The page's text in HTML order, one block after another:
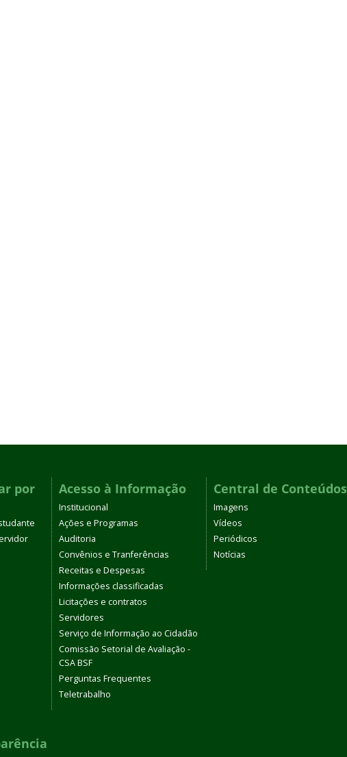
por
Acesso à Informação
Institucional
Ações e Programas
Auditoria
Convênios e Tranferências
Receitas e Despesas
Informações classificadas
Licitações e contratos
Servidores
Serviço de Informação ao Cidadão
Comissão Setorial de Avaliação -
CSA BSF
Perguntas Frequentes
Teletrabalho
Central de Conteúdos
Imagens
Vídeos
Periódicos
Notícias